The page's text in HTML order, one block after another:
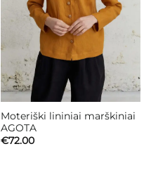
Moteriški lininiai marškiniai
AGOTA
€72.00